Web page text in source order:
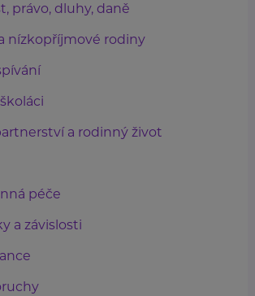
právo, dluhy, daně
nízkopříjmové rodiny
a rodinný život
péče
a závislosti